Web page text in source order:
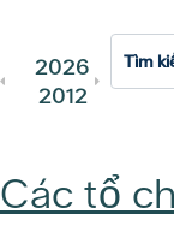
2026
2012
Các tổ